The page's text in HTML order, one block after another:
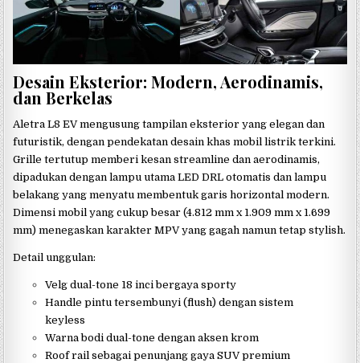
Desain Eksterior: Modern, Aerodinamis,
dan Berkelas
Aletra L8 EV mengusung tampilan eksterior yang elegan dan
futuristik, dengan pendekatan desain khas mobil listrik terkini.
Grille tertutup memberi kesan streamline dan aerodinamis,
dipadukan dengan lampu utama LED DRL otomatis dan lampu
belakang yang menyatu membentuk garis horizontal modern.
Dimensi mobil yang cukup besar (4.812 mm x 1.909 mm x 1.699
mm) menegaskan karakter MPV yang gagah namun tetap stylish.
Detail unggulan:
Velg dual-tone 18 inci bergaya sporty
Handle pintu tersembunyi (flush) dengan sistem
keyless
Warna bodi dual-tone dengan aksen krom
Roof rail sebagai penunjang gaya SUV premium